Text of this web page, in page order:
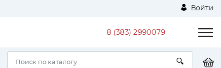
Войти
8 (383) 2990079